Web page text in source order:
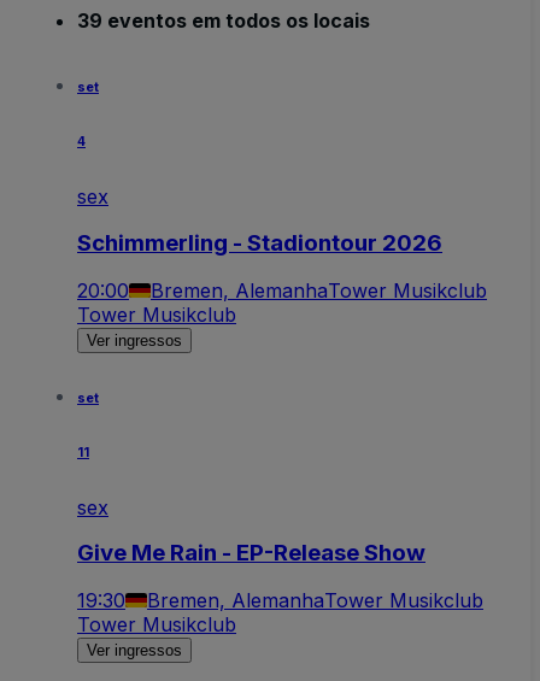
39 eventos em todos os locais
set
4
sex
Schimmerling - Stadiontour 2026
20:00 Bremen, AlemanhaTower Musikclub
Tower Musikclub
Ver ingressos
set
11
sex
Give Me Rain - EP-Release Show
19:30 Bremen, AlemanhaTower Musikclub
Tower Musikclub
Ver ingressos